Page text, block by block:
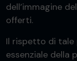
dell’immagine
offerti.
Il rispetto di
essenziale della